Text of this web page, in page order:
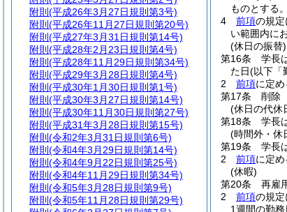
ものとする。
4
前項の規定
い範囲内に
(休日の振替)
第16条
学長
た日(以下「
2
前項に定
第17条
削除
(休日の代休
第18条
学長
(時間外・休
第19条
学長
2
前項に定
(休暇)
第20条
再雇
2
前項の規
1週間の勤
附則 (平成26年3月27日規則第3号)
附則 (平成26年11月27日規則第20号)
附則 (平成27年3月31日規則第14号)
附則 (平成28年2月23日規則第4号)
附則 (平成28年11月29日規則第34号)
附則 (平成29年3月28日規則第4号)
附則 (平成30年1月30日規則第1号)
附則 (平成30年3月27日規則第14号)
附則 (平成30年11月30日規則第27号)
附則 (平成31年3月28日規則第15号)
附則 (令和2年3月31日規則第6号)
附則 (令和4年3月29日規則第14号)
附則 (令和4年9月22日規則第25号)
附則 (令和4年11月29日規則第34号)
附則 (令和5年3月28日規則第9号)
附則 (令和5年11月28日規則第29号)